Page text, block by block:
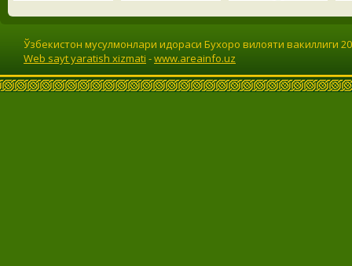
Ўзбекистон мусулмонлари идораси Бухоро вилояти вакиллиги
Web sayt yaratish xizmati -www.areainfo.uz